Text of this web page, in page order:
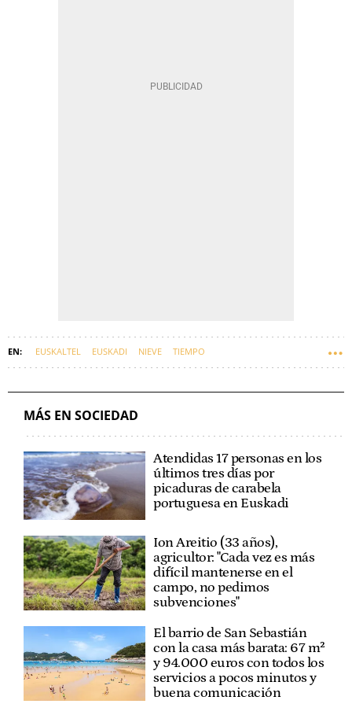
EUSKALTEL EUSKADI NIEVE TIEMPO
MÁS EN SOCIEDAD
Atendidas 17 personas en los
últimos tres días por
picaduras de carabela
portuguesa en Euskadi
Ion Areitio (33 años),
agricultor: "Cada vez es más
difícil mantenerse en el
campo, no pedimos
subvenciones"
El barrio de San Sebastián
con la casa más barata: 67 m²
y 94.000 euros con todos los
servicios a pocos minutos y
buena comunicación